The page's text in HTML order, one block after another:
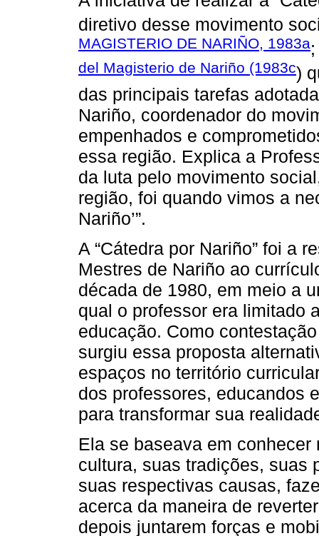
diretivo desse movimento
MAGISTERIO DE NARIÑO, 1983a
del Magisterio de Nariño (1983c)
das principais tarefas
Nariño, coordenador do
empenhados e
essa região. Explica a
da luta pelo movimento
região, foi quando vimos a
Nariño’”.
A “Cátedra por Nariño” foi a
Mestres de Nariño ao
década de 1980, em meio a
qual o professor era limitado
educação. Como
surgiu essa proposta
espaços no território
dos professores, educandos
para transformar sua
Ela se baseava em
cultura, suas tradições, suas
suas respectivas causas,
acerca da maneira de
depois juntarem forças e